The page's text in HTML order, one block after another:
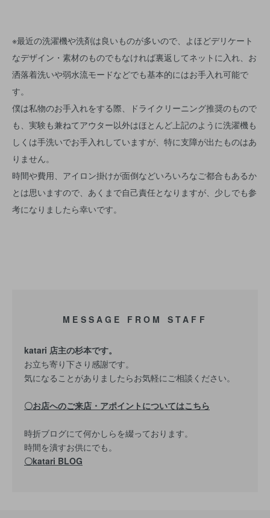
※最近の洗濯機や洗剤は良いものが多いので、よほどデリケート
なデザイン・素材のものでもなければ裏返してネットに入れ、お
洒落着洗いや弱水流モードなどでも基本的にはお手入れ可能で
す。
僕は私物のお手入れをする際、ドライクリーニング推奨のもので
も、実験も兼ねてアウター以外はほとんど上記のように洗濯機も
しくは手洗いでお手入れしていますが、特に支障が出たものはあ
りません。
時間や費用、アイロン掛けが面倒などいろいろなご都合もあるか
とは思いますので、あくまで自己責任となりますが、少しでも参
考になりましたら幸いです。
MESSAGE FROM STAFF
katari 店主の杉本です。
お立ち寄り下さり感謝です。
気になることがありましたらお気軽にご相談ください。
〇お店へのご来店・アポイントについてはこちら
時折ブログにて何かしらを綴っております。
時間を潰すお供にでも。
〇katari BLOG